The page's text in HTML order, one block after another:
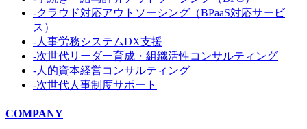
-クラウド対応アウトソーシング（BPaaS対応サービ
ス）
-人事労務システムDX支援
-次世代リーダー育成・組織活性コンサルティング
-人的資本経営コンサルティング
-次世代人事制度サポート
COMPANY